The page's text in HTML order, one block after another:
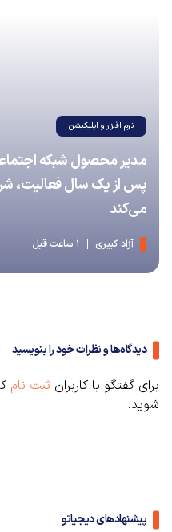
نرم افزار و اپلیکیشن
مدیر محصول شبکه
پس از یک سال فعالیت،
می‌کند
آزاد کبیری 1 ساعت قبل
دیدگاه‌ها و نظرات خود را بنویسید
برای گفتگو با کاربران ثبت نام
شوید.
پیشنهادهای دیجیاتو